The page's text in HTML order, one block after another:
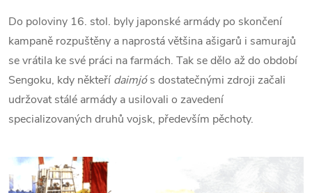
Do poloviny 16. stol. byly japonské armády po skončení
kampaně rozpuštěny a naprostá většina ašigarů i samurajů
se vrátila ke své práci na farmách. Tak se dělo až do období
Sengoku, kdy někteří daimjós dostatečnými zdroji začali
udržovat stálé armády a usilovali o zavedení
specializovaných druhů vojsk, především pěchoty.